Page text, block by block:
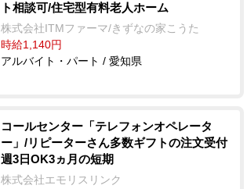
ト相談可/住宅型有料老人ホーム
株式会社ITMファーマ/きずなの家こうた
時給1,140円
アルバイト・パート / 愛知県
コールセンター「テレフォンオペレータ
ー」/リピーターさん多数ギフトの注文受付
週3日OK3ヵ月の短期
株式会社エモリスリンク